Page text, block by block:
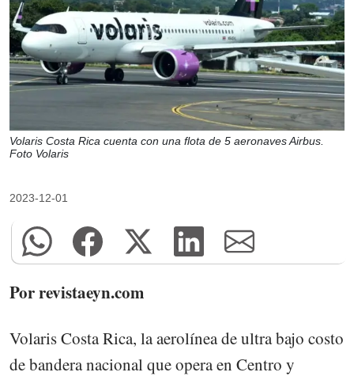
Volaris Costa Rica cuenta con una flota de 5 aeronaves Airbus.
Foto Volaris
2023-12-01
Por revistaeyn.com
Volaris Costa Rica, la aerolínea de ultra bajo costo
de bandera nacional que opera en Centro y